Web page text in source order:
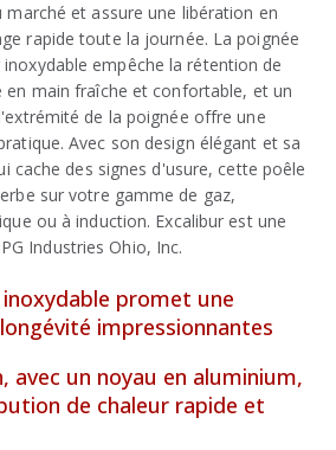
marché et assure une libération en
rapide toute la journée. La poignée
empêche la rétention de
en main fraîche et confortable, et un
de la poignée offre une
Avec son design élégant et sa
cache des signes d'usure, cette poêle
sur votre gamme de gaz,
ou à induction. Excalibur est une
Industries Ohio, Inc.
promet une
impressionnantes
avec un noyau en aluminium,
de chaleur rapide et